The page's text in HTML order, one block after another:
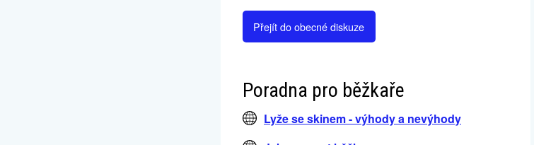
Přejít do obecné diskuze
Poradna pro běžkaře
Lyže se skinem - výhody a nevýhody